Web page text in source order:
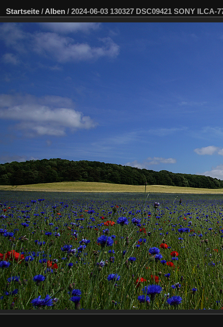
Startseite / Alben / 2024-06-03 130327 DSC09421 SONY ILCA-